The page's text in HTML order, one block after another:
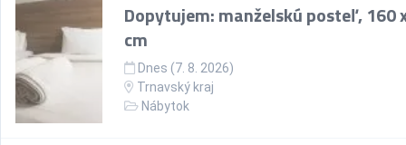
Dopytujem: manželskú posteľ, 160
cm
Dnes (7. 8. 2026)
Trnavský kraj
Nábytok